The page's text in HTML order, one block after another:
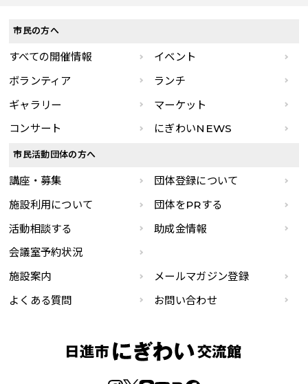
市民の方へ
すべての開催情報
イベント
ボランティア
ランチ
ギャラリー
マーケット
コンサート
にぎわいNEWS
市民活動団体の方へ
講座・募集
団体登録について
施設利用について
団体をPRする
活動相談する
助成金情報
会議室予約状況
施設案内
メールマガジン登録
よくある質問
お問い合わせ